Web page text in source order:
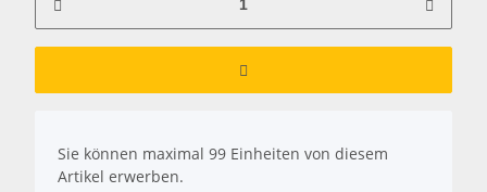
Sie können maximal 99 Einheiten von diesem
Artikel erwerben.